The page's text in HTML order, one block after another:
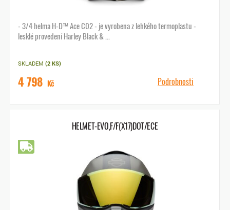
- 3/4 helma H-D™ Ace C02 - je vyrobena z lehkého termoplastu -
lesklé provedení Harley Black & ...
SKLADEM (2 KS)
4 798 Kč Podrobnosti
HELMET-EVO,F/F(X17)DOT/ECE
Doprava zdarma